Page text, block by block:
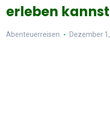
erleben kannst
Abenteuerreisen Dezember